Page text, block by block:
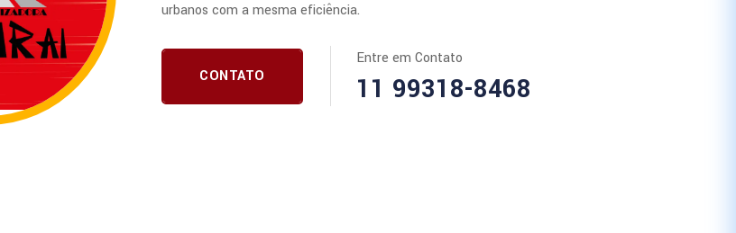
urbanos com a mesma eficiência.
CONTATO
Entre em Contato
11 99318-8468